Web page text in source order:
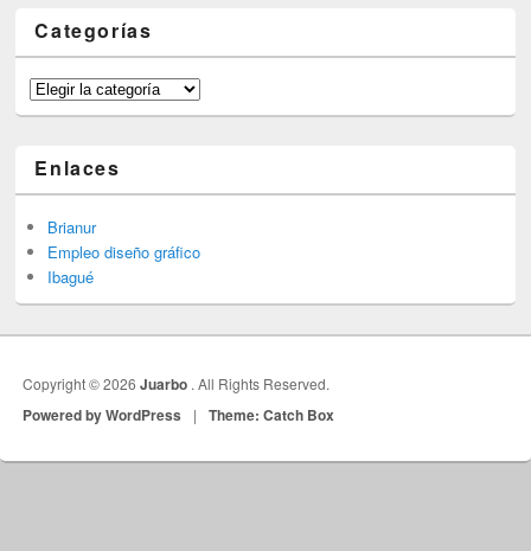
Categorías
Categorías
Enlaces
Brianur
Empleo diseño gráfico
Ibagué
Copyright © 2026Juarbo . All Rights Reserved.
Powered by WordPress | Theme: Catch Box